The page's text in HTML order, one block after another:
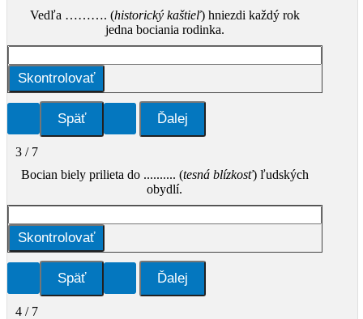
Vedľa ………. (historický kaštieľ) hniezdi každý rok
jedna bociania rodinka.
Skontrolovať
3 / 7
Bocian biely prilieta do .......... (tesná blízkosť) ľudských
obydlí.
Skontrolovať
4 / 7